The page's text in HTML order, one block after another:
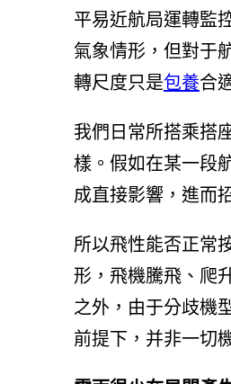
平易近航局運轉監
氣象情形，但對于
轉尺度只是包養合
我們日常所搭乘搭
樣。假如在某一段
成直接影響，進而
所以飛性能否正常
形，飛機騰飛、爬
之外，由于分歧機
前提下，并非一切